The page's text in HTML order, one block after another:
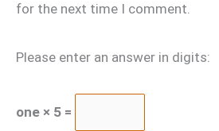
for the next time I comment.
Please enter an answer in digits:
one × 5 =